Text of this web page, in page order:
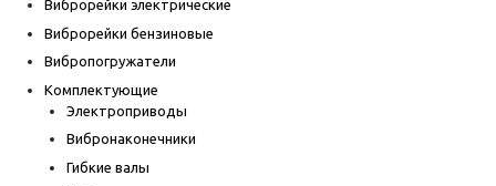
Виброрейки электрические
Виброрейки бензиновые
Вибропогружатели
Комплектующие
Электроприводы
Вибронаконечники
Гибкие валы